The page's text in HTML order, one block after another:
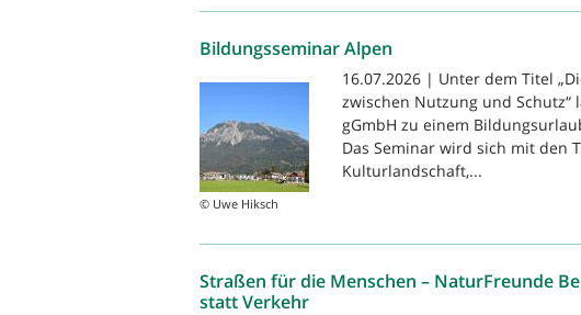
Bildungsseminar Alpen
© Uwe Hiksch
16.07.2026 | Unter dem Titel
zwischen Nutzung und
gGmbH zu einem
Das Seminar wird sich mit den
Kulturlandschaft,...
Straßen für die Menschen – NaturFreunde
statt Verkehr